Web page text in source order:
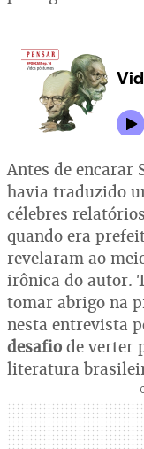
Antes de encarar
havia traduzido
célebres
quando era
revelaram ao
irônica do autor.
tomar abrigo na
nesta entrevista
desafio de verter
literatura